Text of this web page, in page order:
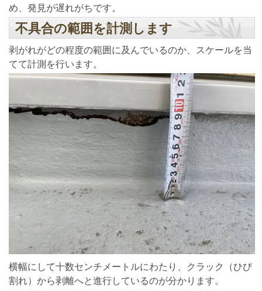
め、発見が遅れがちです。
不具合の範囲を計測します
剥がれがどの程度の範囲に及んでいるのか、スケールを当
てて計測を行います。
横幅にして十数センチメートルにわたり、クラック（ひび
割れ）から剥離へと進行しているのが分かります。